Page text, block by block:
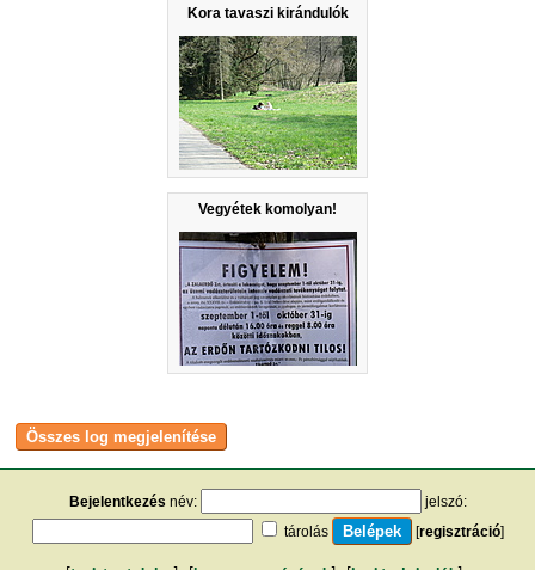
Kora tavaszi kirándulók
Vegyétek komolyan!
Bejelentkezés név:
jelszó:
tárolás
[regisztráció]